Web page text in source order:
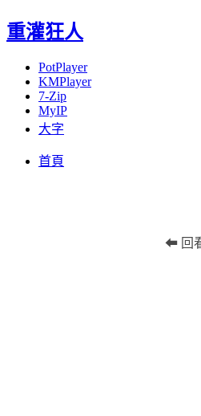
重灌狂人
PotPlayer
KMPlayer
7-Zip
MyIP
大字
首頁
⬅ 回